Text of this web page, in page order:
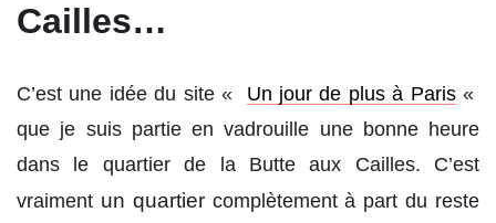
Cailles…
C’est une idée du site « Un jour de plus à Paris«
que je suis partie en vadrouille une bonne heure
dans le quartier de la Butte aux Cailles. C’est
vraiment un quartiercomplètement à part du reste